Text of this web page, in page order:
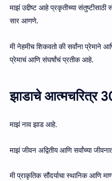
माझं उद्दीष्ट आहे प्रकृतीच्या
सार आणणे.
मी नेहमीच शिकवतो की सर्वांना प्रेमाने
प्रेमाचं आणि संघर्षांचं प्रतीक आहे.
झाडाचे आत्मचरित्र
माझं नाव झाड आहे.
माझं जीवन अद्वितीय आणि सर्वांच्या
मी प्राकृतिक सौंदर्याचा स्थानिक आणि